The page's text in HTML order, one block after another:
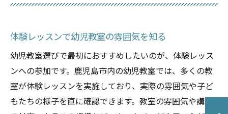
体験レッスンで幼児教室の雰囲気を知る
幼児教室選びで最初におすすめしたいのが、体験レッス
ンへの参加です。鹿児島市内の幼児教室では、多くの教
室が体験レッスンを実施しており、実際の雰囲気や子ど
もたちの様子を直に確認できます。教室の雰囲気や講師